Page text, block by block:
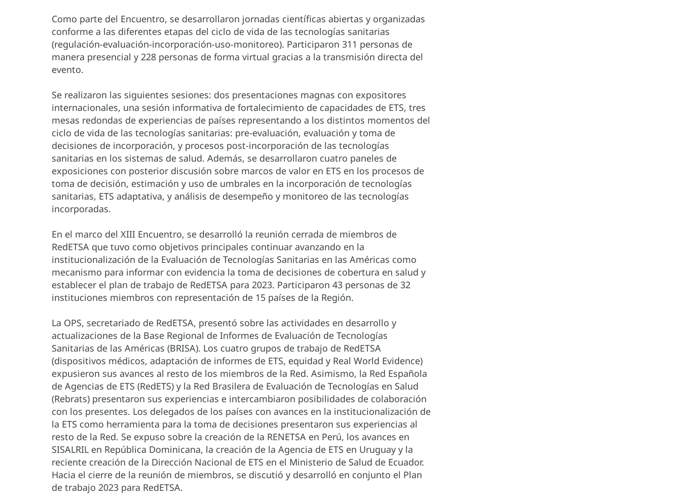
Como parte del Encuentro, se desarrollaron jornadas científicas abiertas y organizadas
conforme a las diferentes etapas del ciclo de vida de las tecnologías sanitarias
(regulación-evaluación-incorporación-uso-monitoreo). Participaron 311 personas de
manera presencial y 228 personas de forma virtual gracias a la transmisión directa del
evento.
Se realizaron las siguientes sesiones: dos presentaciones magnas con expositores
internacionales, una sesión informativa de fortalecimiento de capacidades de ETS, tres
mesas redondas de experiencias de países representando a los distintos momentos del
ciclo de vida de las tecnologías sanitarias: pre-evaluación, evaluación y toma de
decisiones de incorporación, y procesos post-incorporación de las tecnologías
sanitarias en los sistemas de salud. Además, se desarrollaron cuatro paneles de
exposiciones con posterior discusión sobre marcos de valor en ETS en los procesos de
toma de decisión, estimación y uso de umbrales en la incorporación de tecnologías
sanitarias, ETS adaptativa, y análisis de desempeño y monitoreo de las tecnologías
incorporadas.
En el marco del XIII Encuentro, se desarrolló la reunión cerrada de miembros de
RedETSA que tuvo como objetivos principales continuar avanzando en la
institucionalización de la Evaluación de Tecnologías Sanitarias en las Américas como
mecanismo para informar con evidencia la toma de decisiones de cobertura en salud y
establecer el plan de trabajo de RedETSA para 2023. Participaron 43 personas de 32
instituciones miembros con representación de 15 países de la Región.
La OPS, secretariado de RedETSA, presentó sobre las actividades en desarrollo y
actualizaciones de la Base Regional de Informes de Evaluación de Tecnologías
Sanitarias de las Américas (BRISA). Los cuatro grupos de trabajo de RedETSA
(dispositivos médicos, adaptación de informes de ETS, equidad y Real World Evidence)
expusieron sus avances al resto de los miembros de la Red. Asimismo, la Red Española
de Agencias de ETS (RedETS) y la Red Brasilera de Evaluación de Tecnologías en Salud
(Rebrats) presentaron sus experiencias e intercambiaron posibilidades de colaboración
con los presentes. Los delegados de los países con avances en la institucionalización de
la ETS como herramienta para la toma de decisiones presentaron sus experiencias al
resto de la Red. Se expuso sobre la creación de la RENETSA en Perú, los avances en
SISALRIL en República Dominicana, la creación de la Agencia de ETS en Uruguay y la
reciente creación de la Dirección Nacional de ETS en el Ministerio de Salud de Ecuador.
Hacia el cierre de la reunión de miembros, se discutió y desarrolló en conjunto el Plan
de trabajo 2023 para RedETSA.